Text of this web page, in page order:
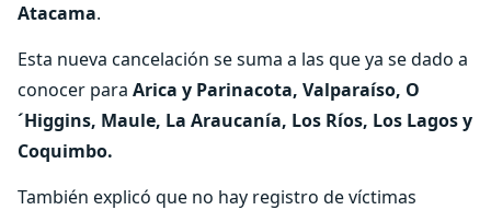
Atacama.
Esta nueva cancelación se suma a las que ya se dado a
conocer para Arica y Parinacota, Valparaíso, O
´Higgins, Maule, La Araucanía, Los Ríos, Los Lagos y
Coquimbo.
También explicó que no hay registro de víctimas